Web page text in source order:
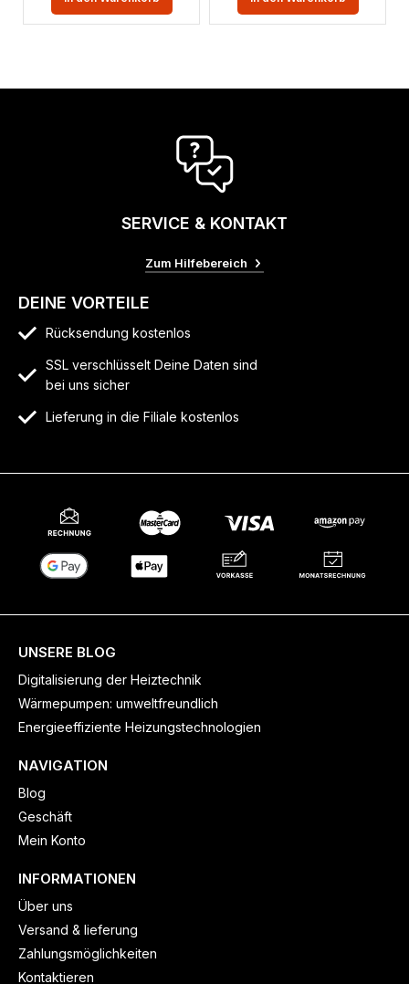
SERVICE & KONTAKT
Zum Hilfebereich
DEINE VORTEILE
Rücksendung kostenlos
SSL verschlüsselt Deine Daten sind
bei uns sicher
Lieferung in die Filiale kostenlos
UNSERE BLOG
Digitalisierung der Heiztechnik
Wärmepumpen: umweltfreundlich
Energieeffiziente Heizungstechnologien
NAVIGATION
Blog
Geschäft
Mein Konto
INFORMATIONEN
Über uns
Versand & lieferung
Zahlungsmöglichkeiten
Kontaktieren